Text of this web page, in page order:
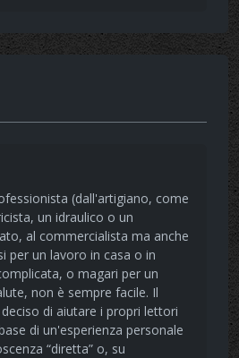
(dall'artigiano, come
un idraulico o un
al commercialista ma anche
per un lavoro in casa o in
o magari per un
non è sempre facile. Il
di aiutare i propri lettori
di un'esperienza personale
“diretta” o, su